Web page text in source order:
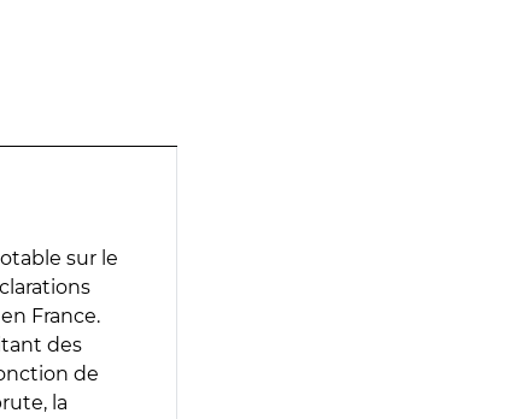
sur le
France.
des
de
la